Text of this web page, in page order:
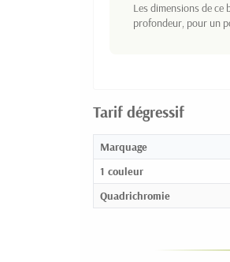
Les dimensions de ce
profondeur, pour un
Tarif dégressif
Marquage
1 couleur
Quadrichromie